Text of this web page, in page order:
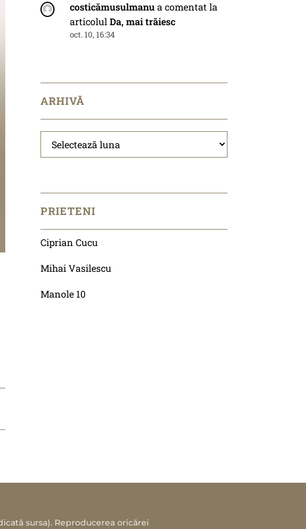
costicămusulmanua comentat la
articolulDa, mai trăiesc
oct. 10, 16:34
ARHIVĂ
Arhivă
PRIETENI
Ciprian Cucu
Mihai Vasilescu
Manole 10
sursa). Reproducerea oricărei